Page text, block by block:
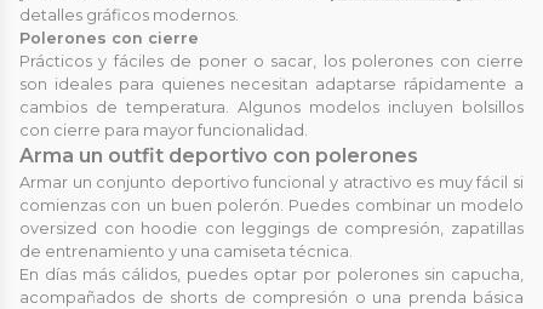
detalles gráficos modernos.
Polerones con cierre
Prácticos y fáciles de poner o sacar, los polerones con cierre
son ideales para quienes necesitan adaptarse rápidamente a
cambios de temperatura. Algunos modelos incluyen bolsillos
con cierre para mayor funcionalidad.
Arma un outfit deportivo con polerones
Armar un conjunto deportivo funcional y atractivo es muy fácil si
comienzas con un buen polerón. Puedes combinar un modelo
oversized con hoodie con leggings de compresión, zapatillas
de entrenamiento y una camiseta técnica.
En días más cálidos, puedes optar por polerones sin capucha,
acompañados de shorts de compresión o una prenda básica